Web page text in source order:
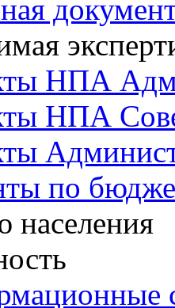
НПА
НПА
по
населения